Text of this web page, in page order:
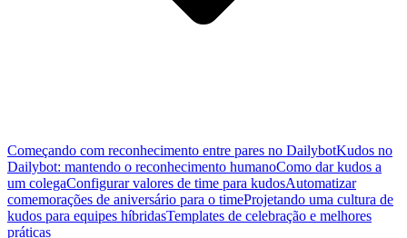
Começando com reconhecimento entre pares no DailybotKudos no
Dailybot: mantendo o reconhecimento humanoComo dar kudos a
um colegaConfigurar valores de time para kudosAutomatizar
comemorações de aniversário para o timeProjetando uma cultura de
kudos para equipes híbridasTemplates de celebração e melhores
práticas